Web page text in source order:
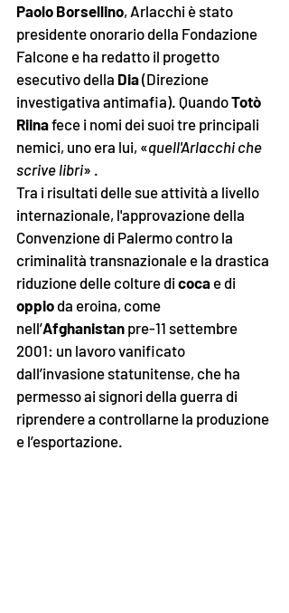
Paolo Borsellino, Arlacchi è stato
presidente onorario della Fondazione
Falcone e ha redatto il progetto
esecutivo della Dia (Direzione
investigativa antimafia). Quando Totò
Riina fece i nomi dei suoi tre principali
nemici, uno era lui, «quell'Arlacchi che
scrive libri» .
Tra i risultati delle sue attività a livello
internazionale, l'approvazione della
Convenzione di Palermo contro la
criminalità transnazionale e la drastica
riduzione delle colture di coca e di
oppio da eroina, come
nell’Afghanistan pre-11 settembre
2001: un lavoro vanificato
dall’invasione statunitense, che ha
permesso ai signori della guerra di
riprendere a controllarne la produzione
e l’esportazione.